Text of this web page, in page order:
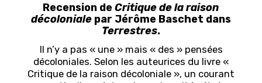
Recension deCritique de la raison
décoloniale par Jérôme Baschet dans
Terrestres.
Il n’y a pas « une » mais « des » pensées
décoloniales. Selon les auteurices du livre «
Critique de la raison décoloniale », un courant